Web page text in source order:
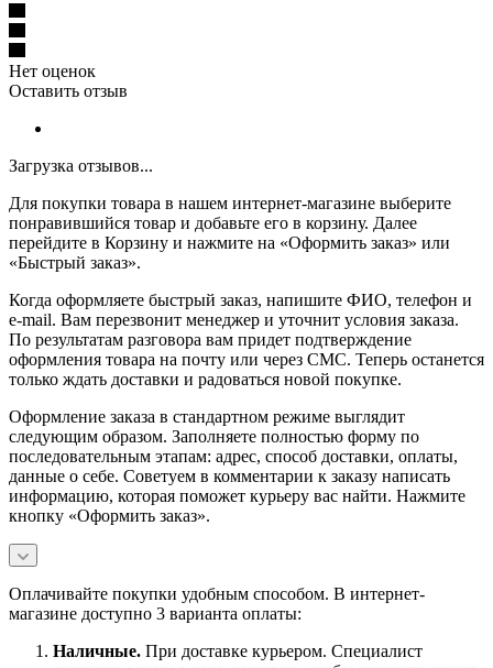
Нет оценок
Оставить отзыв
Загрузка отзывов...
Для покупки товара в нашем интернет-магазине выберите
понравившийся товар и добавьте его в корзину. Далее
перейдите в Корзину и нажмите на «Оформить заказ» или
«Быстрый заказ».
Когда оформляете быстрый заказ, напишите ФИО, телефон и
e-mail. Вам перезвонит менеджер и уточнит условия заказа.
По результатам разговора вам придет подтверждение
оформления товара на почту или через СМС. Теперь останется
только ждать доставки и радоваться новой покупке.
Оформление заказа в стандартном режиме выглядит
следующим образом. Заполняете полностью форму по
последовательным этапам: адрес, способ доставки, оплаты,
данные о себе. Советуем в комментарии к заказу написать
информацию, которая поможет курьеру вас найти. Нажмите
кнопку «Оформить заказ».
Оплачивайте покупки удобным способом. В интернет-
магазине доступно 3 варианта оплаты:
Наличные. При доставке курьером. Специалист